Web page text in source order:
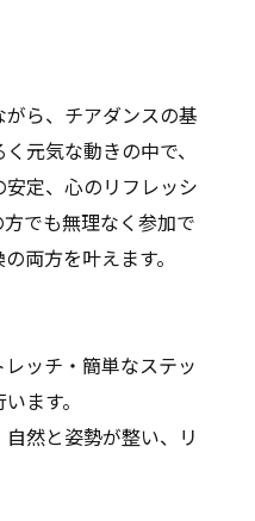
ら、チアダンスの基
元気な動きの中で、
定、心のリフレッシ
でも無理なく参加で
両方を叶えます。
ッチ・簡単なステッ
ます。
然と姿勢が整い、リ